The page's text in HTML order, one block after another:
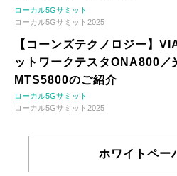
ローカル5Gサミット
ローカル5Gサミット2025
【コーンズテクノロジー】
ットワークテスタONA800／
MTS5800のご紹介
ローカル5Gサミット
ローカル5Gサミット2025
ホワイトペー